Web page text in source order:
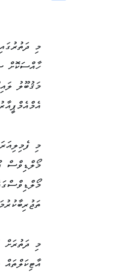
މި
ހާއްސަކޮށް
މަޤުބޫލު
މި
މޯލްޑިވްސް
މި ދަތުރަށް